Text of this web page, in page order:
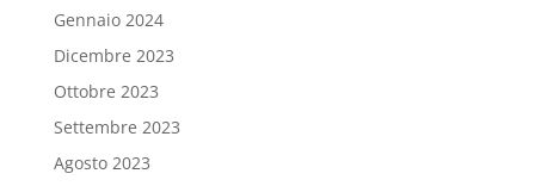
Gennaio 2024
Dicembre 2023
Ottobre 2023
Settembre 2023
Agosto 2023